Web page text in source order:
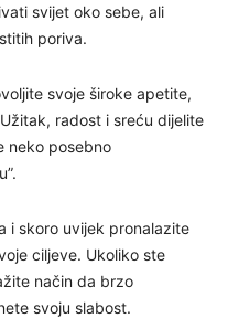
svijet oko sebe, ali
poriva.
svoje široke apetite,
radost i sreću dijelite
neko posebno
i skoro uvijek pronalazite
ciljeve. Ukoliko ste
način da brzo
svoju slabost.